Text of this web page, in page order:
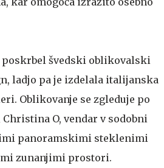
poskrbel švedski oblikovalski
ladjo pa je izdelala italijanska
Oblikovanje se zgleduje po
O, vendar v sodobni
panoramskimi steklenimi
zunanjimi prostori.